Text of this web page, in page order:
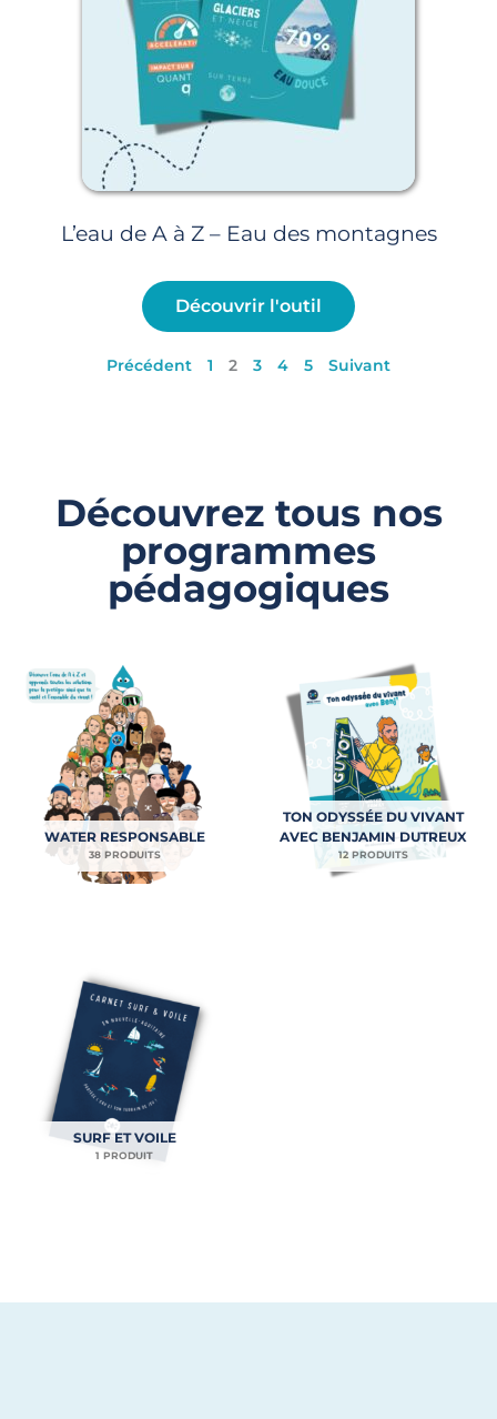
L’eau de A à Z – Eau des montagnes
Découvrir l'outil
Précédent 1 2 3 4 5 Suivant
Découvrez tous nos
programmes
pédagogiques
WATER RESPONSABLE
38 PRODUITS
TON ODYSSÉE DU VIVANT
AVEC BENJAMIN DUTREUX
12 PRODUITS
SURF ET VOILE
1 PRODUIT